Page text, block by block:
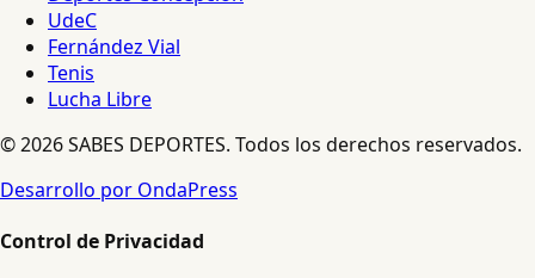
UdeC
Fernández Vial
Tenis
Lucha Libre
© 2026 SABES DEPORTES. Todos los derechos reservados.
Desarrollo por OndaPress
Control de Privacidad